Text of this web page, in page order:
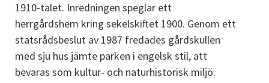
1910-talet. Inredningen speglar ett
herrgårdshem kring sekelskiftet 1900. Genom ett
statsrådsbeslut av 1987 fredades gårdskullen
med sju hus jämte parken i engelsk stil, att
bevaras som kultur- och naturhistorisk miljö.